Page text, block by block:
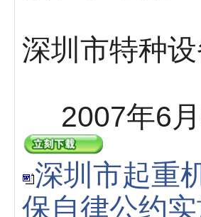
深圳市特种
2007年6月
深圳市起重
保自律公约实